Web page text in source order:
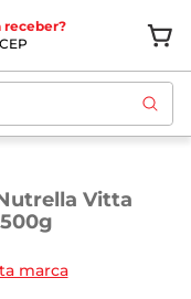
receber?
Vitta
marca